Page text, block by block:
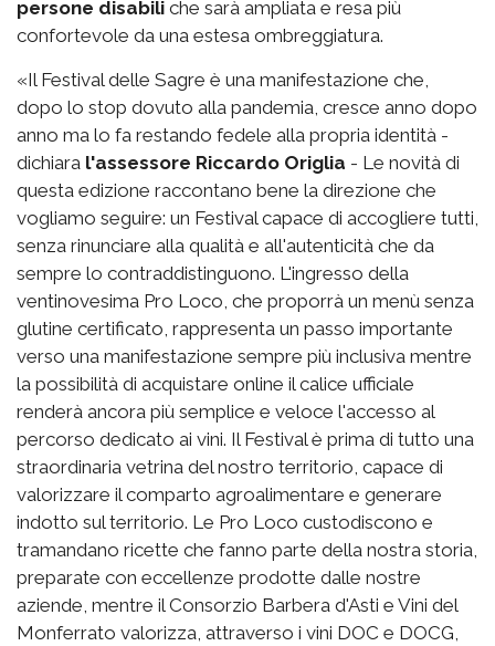
persone disabili che sarà ampliata e resa più
confortevole da una estesa ombreggiatura.
«Il Festival delle Sagre è una manifestazione che,
dopo lo stop dovuto alla pandemia, cresce anno dopo
anno ma lo fa restando fedele alla propria identità -
dichiara l'assessore Riccardo Origlia - Le novità di
questa edizione raccontano bene la direzione che
vogliamo seguire: un Festival capace di accogliere tutti,
senza rinunciare alla qualità e all'autenticità che da
sempre lo contraddistinguono. L'ingresso della
ventinovesima Pro Loco, che proporrà un menù senza
glutine certificato, rappresenta un passo importante
verso una manifestazione sempre più inclusiva mentre
la possibilità di acquistare online il calice ufficiale
renderà ancora più semplice e veloce l'accesso al
percorso dedicato ai vini. Il Festival è prima di tutto una
straordinaria vetrina del nostro territorio, capace di
valorizzare il comparto agroalimentare e generare
indotto sul territorio. Le Pro Loco custodiscono e
tramandano ricette che fanno parte della nostra storia,
preparate con eccellenze prodotte dalle nostre
aziende, mentre il Consorzio Barbera d'Asti e Vini del
Monferrato valorizza, attraverso i vini DOC e DOCG,